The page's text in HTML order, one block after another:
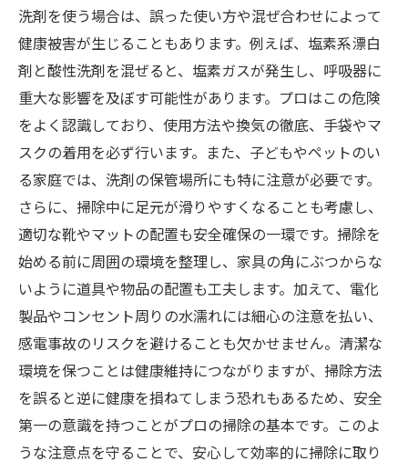
洗剤を使う場合は、誤った使い方や混ぜ合わせによって
健康被害が生じることもあります。例えば、塩素系漂白
剤と酸性洗剤を混ぜると、塩素ガスが発生し、呼吸器に
重大な影響を及ぼす可能性があります。プロはこの危険
をよく認識しており、使用方法や換気の徹底、手袋やマ
スクの着用を必ず行います。また、子どもやペットのい
る家庭では、洗剤の保管場所にも特に注意が必要です。
さらに、掃除中に足元が滑りやすくなることも考慮し、
適切な靴やマットの配置も安全確保の一環です。掃除を
始める前に周囲の環境を整理し、家具の角にぶつからな
いように道具や物品の配置も工夫します。加えて、電化
製品やコンセント周りの水濡れには細心の注意を払い、
感電事故のリスクを避けることも欠かせません。清潔な
環境を保つことは健康維持につながりますが、掃除方法
を誤ると逆に健康を損ねてしまう恐れもあるため、安全
第一の意識を持つことがプロの掃除の基本です。このよ
うな注意点を守ることで、安心して効率的に掃除に取り